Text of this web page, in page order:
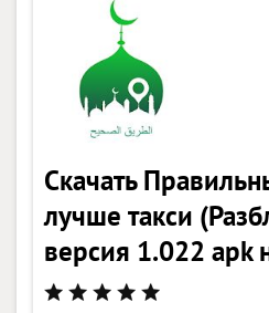
Скачать
лучше такси
версия 1.022 apk